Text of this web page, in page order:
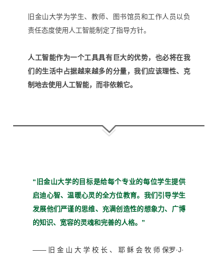
旧金山大学为学生、教师、图书馆员和工作人员以负
责任态度使用人工智能制定了指导方针。
人工智能作为一个工具具有巨大的优势， 也必将在我
们的生活中占据越来越多的分量，我们应该理性、克
制地去使用人工智能，而非依赖它。
“旧金山大学的目标是给每个专业的每位学生提供
启迪心智、温暖心灵的全方位教育。 我们引导学生
发展他们严谨的思维、充满创造性的想象力、广博
的知识、宽容的灵魂和完善的人格。”
—— 旧 金 山 大 学 校 长 、 耶 稣 会 牧 师 保罗·J·